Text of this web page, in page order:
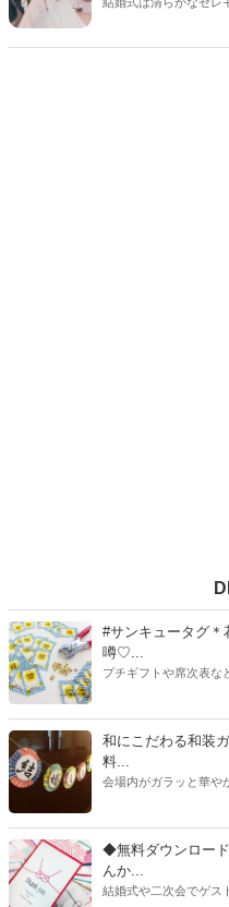
のドレスは使えません
ストの気持ちを明る
#サンキュータグ＊
噂♡...
プチギフトや席次表な
はほとんどの花嫁さ
ま、付いてた方が断
タグアイデア、探して
和にこだわる和装
料...
会場内がガラッと華や
で既に完成された物
す。ダウンロードした
も・・・♡紙質や柄な
◆無料ダウンロー
んか...
結婚式や二次会でゲス